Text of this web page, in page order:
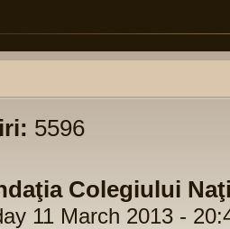
5596
Colegiului
11 March 2013 -